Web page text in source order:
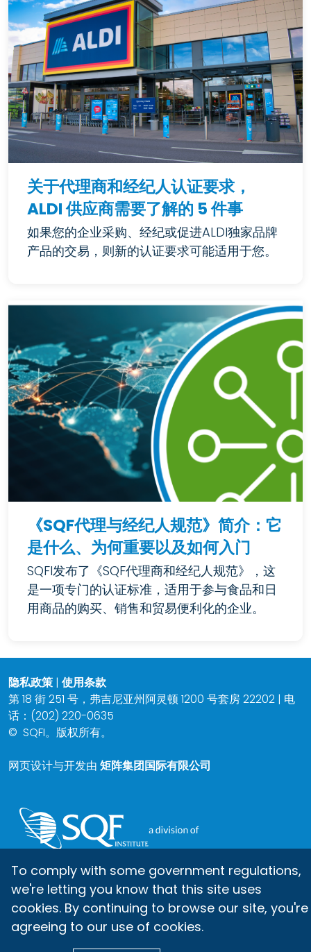
关于代理商和经纪人认证要求，
ALDI 供应商需要了解的 5 件事
如果您的企业采购、经纪或促进ALDI独家品牌
产品的交易，则新的认证要求可能适用于您。
《SQF代理与经纪人规范》简介：它
是什么、为何重要以及如何入门
SQFI发布了《SQF代理商和经纪人规范》，这
是一项专门的认证标准，适用于参与食品和日
用商品的购买、销售和贸易便利化的企业。
隐私政策 | 使用条款
第 18 街 251 号，弗吉尼亚州阿灵顿 1200 号套房 22202 | 电
话：(202) 220-0635
© SQFI。版权所有。
网页设计与开发由 矩阵集团国际有限公司
To comply with some government regulations,
we're letting you know that this site uses
cookies. By continuing to browse our site, you're
agreeing to our use of cookies.